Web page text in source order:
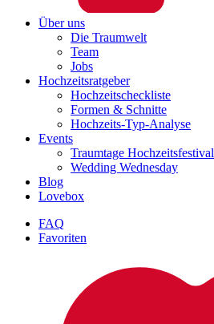
Über uns
Die Traumwelt
Team
Jobs
Hochzeitsratgeber
Hochzeitscheckliste
Formen & Schnitte
Hochzeits-Typ-Analyse
Events
Traumtage Hochzeitsfestival
Wedding Wednesday
Blog
Lovebox
FAQ
Favoriten